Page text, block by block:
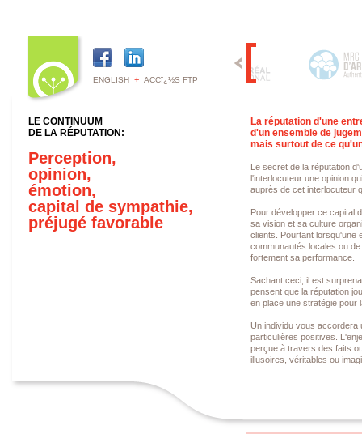
ENGLISH + ACCï¿½S FTP
LE CONTINUUM
DE LA RÉPUTATION:
Perception,
opinion,
émotion,
capital de sympathie,
préjugé favorable
La réputation d'une
d'un ensemble de
mais surtout de ce
Le secret de la réputation
l'interlocuteur une opinion
auprès de cet interlocuteur
Pour développer ce capital
sa vision et sa culture
clients. Pourtant lorsqu'une
communautés locales ou
fortement sa performance.
Sachant ceci, il est
pensent que la réputation
en place une stratégie pour
Un individu vous accordera
particulières positives.
perçue à travers des faits
illusoires, véritables ou